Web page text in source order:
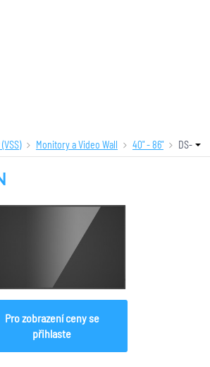
Monitory a Video Wall 40" - 86" DS-
Pro zobrazení ceny se
přihlaste